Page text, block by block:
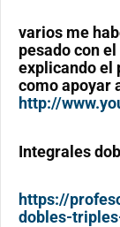
varios me
pesado con
explicando el
como apoyar
http://
Integrales
https://
dobles-